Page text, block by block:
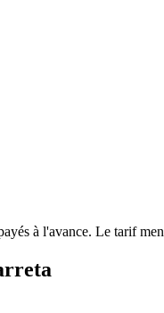
à l'avance. Le tarif